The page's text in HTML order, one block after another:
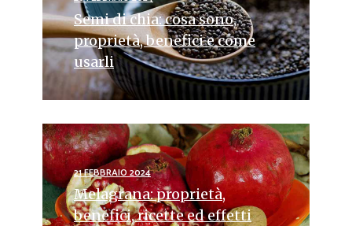
Semi di chia: cosa sono,
proprietà, benefici e come
usarli
21 FEBBRAIO 2024
Melagrana: proprietà,
benefici, ricette ed effetti